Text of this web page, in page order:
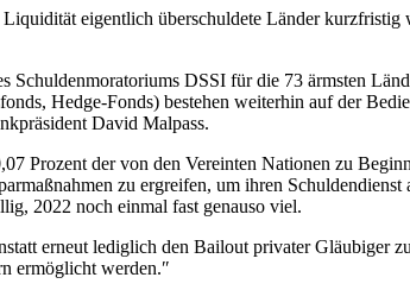
eigentlich überschuldete Länder
DSSI für die 73 ärmsten
Hedge-Fonds) bestehen weiterhin auf der
David Malpass.
Prozent der von den Vereinten Nationen zu
zu ergreifen, um ihren
2022 noch einmal fast genauso viel.
erneut lediglich den Bailout privater Gläubiger
ermöglicht werden.″